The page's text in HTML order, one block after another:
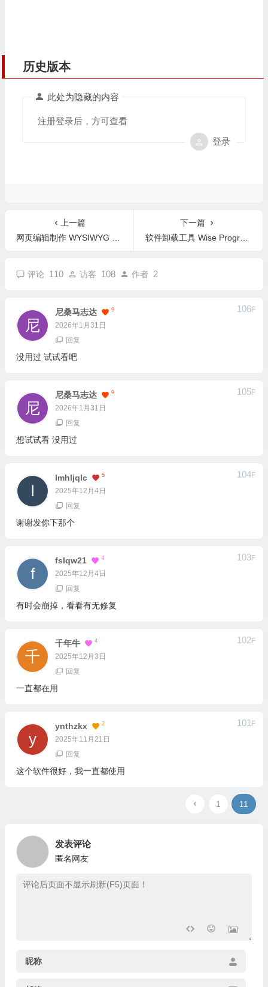
历史版本
此处为隐藏的内容
注册登录后，方可查看
登录
上一篇
网页编辑制作 WYSIWYG Web Builder 20.4.2 英文版
下一篇
软件卸载工具 Wise Program Uninstaller 3.2.8 中文版
评论 110 访客 108 作者 2
尼桑马志达 9
2026年1月31日
106F
回复
没用过 试试看吧
尼桑马志达 9
2026年1月31日
105F
回复
想试试看 没用过
Lmhljqlc 5
2025年12月4日
104F
回复
谢谢发你下那个
Fslqw21 4
2025年12月4日
103F
回复
有时会崩掉，看看有无修复
千年牛 4
2025年12月3日
102F
回复
一直都在用
Ynthzkx 2
2025年11月21日
101 F
回复
这个软件很好，我一直都使用
1 11
发表评论
匿名网友
昵称